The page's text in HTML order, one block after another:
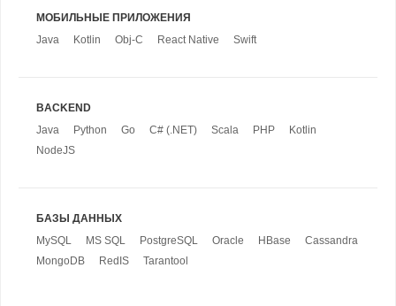
МОБИЛЬНЫЕ ПРИЛОЖЕНИЯ
Java
Kotlin Obj-C React Native Swift
BACKEND
Java
Python Go C# (.NET) Scala PHP
Kotlin
NodeJS
БАЗЫ ДАННЫХ
MySQL
MS SQL PostgreSQL Oracle HBase
Cassandra
MongoDB
RedIS Tarantool